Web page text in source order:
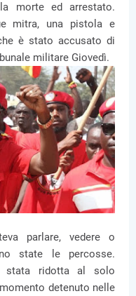
morte ed arrestato.
mitra, una pistola e
è stato accusato di
militare Giovedì.
parlare, vedere o
state le percosse.
stata ridotta al solo
detenuto nelle